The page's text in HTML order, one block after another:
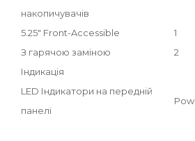
накопичувачів
5.25" Front-Accessible
1
З гарячою заміною
2
Індикація
LED Індикатори на передній
панелі